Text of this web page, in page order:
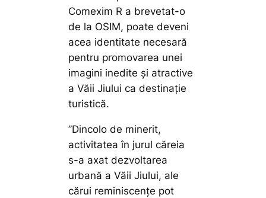
Comexim R a brevetat-o
de la OSIM, poate deveni
acea identitate necesară
pentru promovarea unei
imagini inedite și atractive
a Văii Jiului ca destinație
turistică.
”Dincolo de minerit,
activitatea în jurul căreia
s-a axat dezvoltarea
urbană a Văii Jiului, ale
cărui reminiscențe pot